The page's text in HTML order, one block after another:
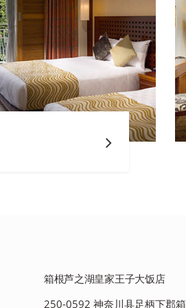
箱根芦之湖皇家王子大饭店
250-0592 神奈川县足柄下郡箱